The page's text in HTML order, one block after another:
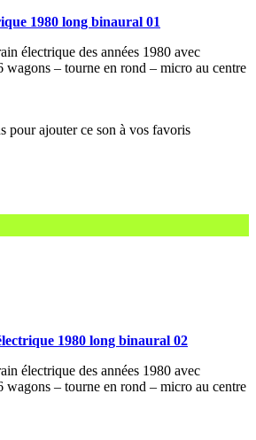
1980 long binaural 01
électrique des années 1980 avec
wagons – tourne en rond – micro au centre
1980 long binaural 02
électrique des années 1980 avec
wagons – tourne en rond – micro au centre